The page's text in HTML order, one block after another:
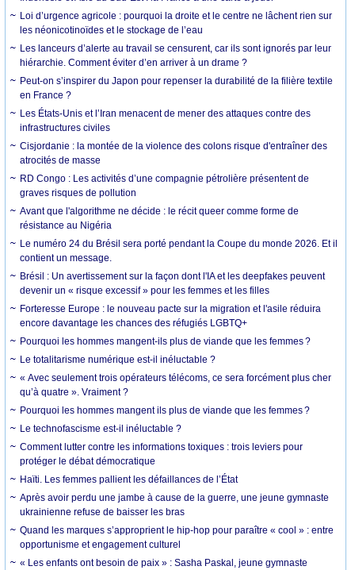
Loi d’urgence agricole : pourquoi la droite et le centre ne lâchent rien sur
les néonicotinoïdes et le stockage de l’eau
Les lanceurs d’alerte au travail se censurent, car ils sont ignorés par leur
hiérarchie. Comment éviter d’en arriver à un drame ?
Peut-on s’inspirer du Japon pour repenser la durabilité de la filière textile
en France ?
Les États-Unis et l’Iran menacent de mener des attaques contre des
infrastructures civiles
Cisjordanie : la montée de la violence des colons risque d'entraîner des
atrocités de masse
RD Congo : Les activités d’une compagnie pétrolière présentent de
graves risques de pollution
Avant que l'algorithme ne décide : le récit queer comme forme de
résistance au Nigéria
Le numéro 24 du Brésil sera porté pendant la Coupe du monde 2026. Et il
contient un message.
Brésil : Un avertissement sur la façon dont l'IA et les deepfakes peuvent
devenir un « risque excessif » pour les femmes et les filles
Forteresse Europe : le nouveau pacte sur la migration et l'asile réduira
encore davantage les chances des réfugiés LGBTQ+
Pourquoi les hommes mangent-ils plus de viande que les femmes ?
Le totalitarisme numérique est-il inéluctable ?
« Avec seulement trois opérateurs télécoms, ce sera forcément plus cher
qu’à quatre ». Vraiment ?
Pourquoi les hommes mangent ils plus de viande que les femmes ?
Le technofascisme est-il inéluctable ?
Comment lutter contre les informations toxiques : trois leviers pour
protéger le débat démocratique
Haïti. Les femmes pallient les défaillances de l’État
Après avoir perdu une jambe à cause de la guerre, une jeune gymnaste
ukrainienne refuse de baisser les bras
Quand les marques s’approprient le hip-hop pour paraître « cool » : entre
opportunisme et engagement culturel
« Les enfants ont besoin de paix » : Sasha Paskal, jeune gymnaste